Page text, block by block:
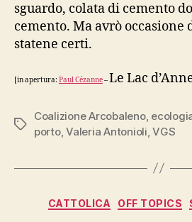
sguardo, colata di cemento
cemento. Ma avrò
statene certi.
[in apertura: Paul Cézanne–Le Lac
Tag
Coalizione Arcobaleno,
porto,Valeria Antonioli ,VGS
CATTOLICA OFF TOPICS